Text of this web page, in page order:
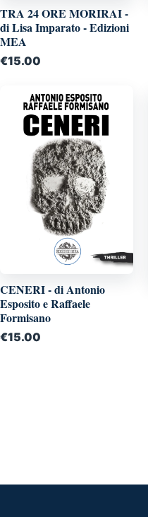
TRA 24 ORE MORIRAI -
di Lisa Imparato - Edizioni
MEA
€15.00
CENERI - di Antonio
Esposito e Raffaele
Formisano
€15.00